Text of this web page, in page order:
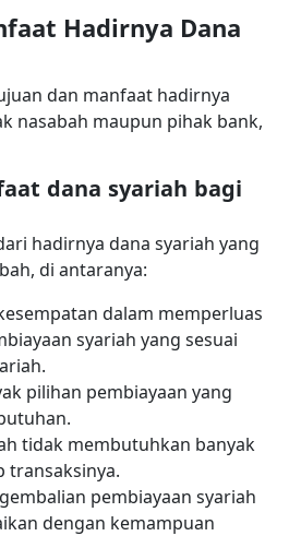
Hadirnya Dana
dan manfaat hadirnya
nasabah maupun pihak bank,
dana syariah bagi
hadirnya dana syariah yang
di antaranya:
dalam memperluas
syariah yang sesuai
pilihan pembiayaan yang
tidak membutuhkan banyak
transaksinya.
pembiayaan syariah
dengan kemampuan